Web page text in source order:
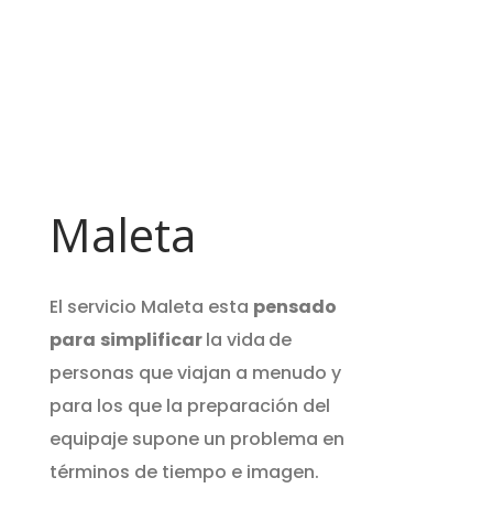
Maleta
El servicio Maleta esta pensado
para simplificarla vida de
personas que viajan a menudo y
para los que la preparación del
equipaje supone un problema en
términos de tiempo e imagen.